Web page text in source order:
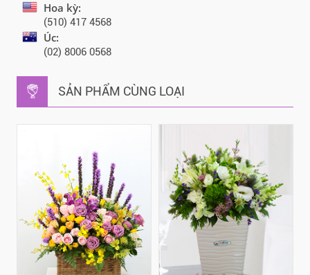
Hoa kỳ:
(510) 417 4568
Úc:
(02) 8006 0568
SẢN PHẨM CÙNG LOẠI